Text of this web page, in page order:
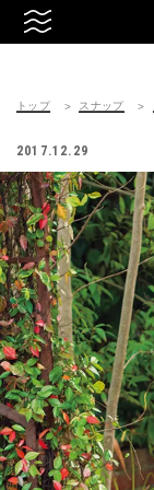
トップ スナップ
2017.12.29